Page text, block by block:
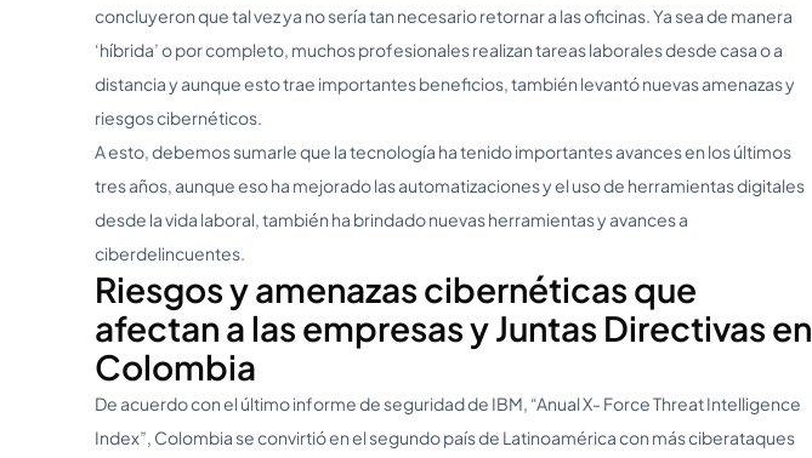
concluyeron que tal vez ya no sería tan necesario retornar a las oficinas. Ya sea de manera
‘híbrida’ o por completo, muchos profesionales realizan tareas laborales desde casa o a
distancia y aunque esto trae importantes beneficios, también levantó nuevas amenazas y
riesgos cibernéticos.
A esto, debemos sumarle que la tecnología ha tenido importantes avances en los últimos
tres años, aunque eso ha mejorado las automatizaciones y el uso de herramientas digitales
desde la vida laboral, también ha brindado nuevas herramientas y avances a
ciberdelincuentes.
Riesgos y amenazas cibernéticas que
afectan a las empresas y Juntas Directivas en
Colombia
De acuerdo con el último informe de seguridad de IBM, “Anual X- Force Threat Intelligence
Index”, Colombia se convirtió en el segundo país de Latinoamérica con más ciberataques